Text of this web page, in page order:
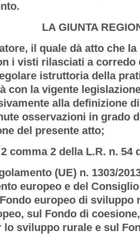
LA GIUNTA
il quale dà atto che
i visti rilasciati a corredo
istruttoria della
con la vigente
alla definizione
osservazioni in grado
del presente atto;
comma 2 della L.R. n. 54
(UE) n. 1303/
europeo e del
europeo di sviluppo
sul Fondo di
lo sviluppo rurale e sul